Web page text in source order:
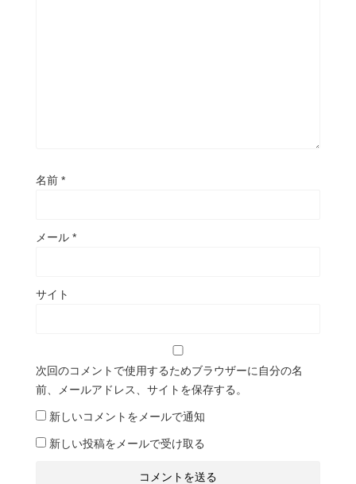
名前 *
メール *
サイト
次回のコメントで使用するためブラウザーに自分の名
前、メールアドレス、サイトを保存する。
新しいコメントをメールで通知
新しい投稿をメールで受け取る